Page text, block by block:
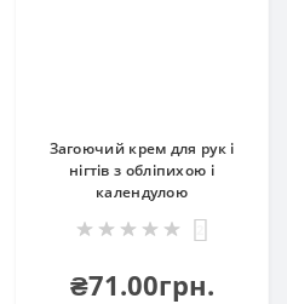
Загоючий крем для рук і
нігтів з обліпихою і
календулою
₴71.00грн.